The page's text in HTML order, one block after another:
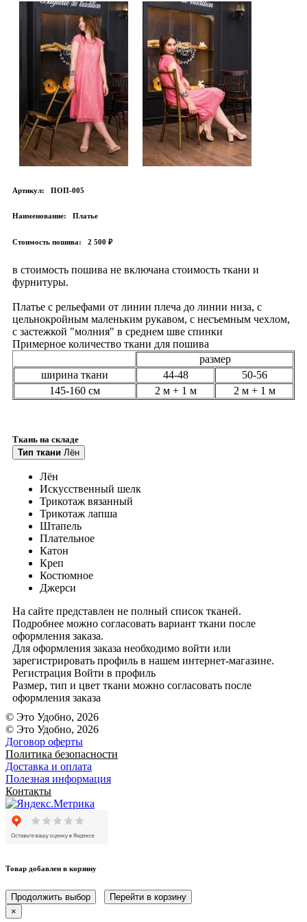
Артикул: ПОП-005
Наименование: Платье
Стоимость пошива: 2 500 ₽
в стоимость пошива не включана стоимость ткани и
фурнитуры.
Платье с рельефами от линии плеча до линии низа, с
цельнокройным маленьким рукавом, с несъемным чехлом,
с застежкой "молния" в среднем шве спинки
Примерное количество ткани для пошива
размер
ширина ткани
44-48
50-56
145-160 см
2 м + 1 м 2 м + 1 м
Ткань на складе
Тип ткани Лён
Лён
Искусственный шелк
Трикотаж вязанный
Трикотаж лапша
Штапель
Плательное
Катон
Креп
Костюмное
Джерси
На сайте представлен не полный список тканей.
Подробнее можно согласовать вариант ткани после
оформления заказа.
Для оформления заказа необходимо войти или
зарегистрировать профиль в нашем интернет-магазине.
Регистрация Войти в профиль
Размер, тип и цвет ткани можно согласовать после
оформления заказа
© Это Удобно, 2026
© Это Удобно, 2026
Договор оферты
Политика безопасности
Доставка и оплата
Полезная информация
Контакты
Товар добавлен в корзину
Продолжить выбор
Перейти в корзину
×